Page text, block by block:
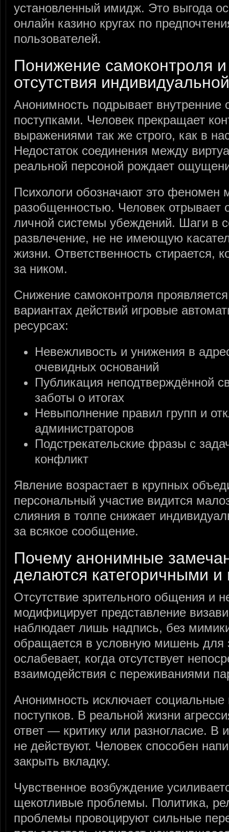
установленный имидж. Это выгода
онлайн казино кругах по
пользователей.
Понижение самоконтроля
отсутствия
Анонимность подрывает внутренние
поступками. Человек прекращает
выражениями так же строго, как в
Недостаток соединения между
реальной персоной рождает
Психологи обозначают это феномен
разобщенностью. Человек отрывает
личной системы убеждений. Шаги в
развлечение, не не имеющую
жизни. Ответственность стирается,
за ником.
Снижение самоконтроля
вариантах действий игровые
ресурсах:
Невежливость и унижения в
очевидных оснований
Публикация неподтверждённой
заботы о итогах
Невыполнение правил групп и
администраторов
Подстрекательские фразы с
конфликт
Явление возрастает в крупных
персональный участие видится
слияния в толпе снижает
за всякое сообщение.
Почему анонимные
делаются категоричными
Отсутствие зрительного общения и
модифицирует представление
наблюдает лишь надпись, без
обращается в условную мишень для
ослабевает, когда отсутствует
взаимодействия с переживаниями
Анонимность исключает социальные
поступков. В реальной жизни
ответ — критику или разногласие. В
не действуют. Человек способен
закрыть вкладку.
Чувственное возбуждение
щекотливые проблемы. Политика,
проблемы провоцируют сильные